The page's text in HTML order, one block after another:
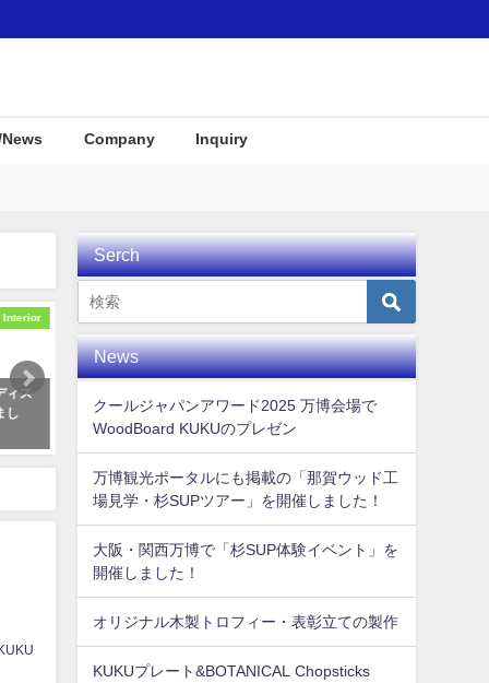
Company Inquiry
Awards
世界
開さ
「STORYLINE 瀬長島」のご紹
介！
Ｕがみなとモデル二酸化
Serch
News
クールジャパンアワード2025 万博会場で
WoodBoard KUKUのプレゼン
万博観光ポータルにも掲載の「那賀ウッド工
場見学・杉SUPツアー」を開催しました！
大阪・関西万博で「杉SUP体験イベント」を
開催しました！
オリジナル木製トロフィー・表彰立ての製作
KUKUプレート&BOTANICAL Chopsticks